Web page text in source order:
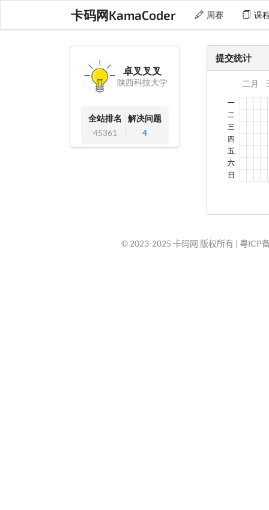
卡码网KamaCoder 周赛 课
卓叉叉叉
陕西科技大学
全站排名
45361
解决问题
4
提交统计
© 2023-2025 卡码网 版权所有 | 粤ICP